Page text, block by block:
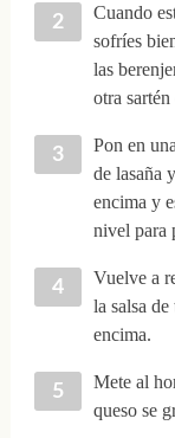
Cuando
sofríes
las
otra
Pon en
de lasaña
encima y
nivel para
Vuelve a
la salsa
encima.
Mete al
queso se